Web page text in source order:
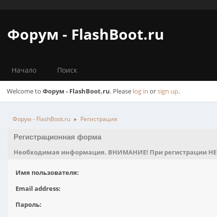
Форум - FlashBoot.ru
Начало Поиск
Welcome to Форум - FlashBoot.ru. Please log in orsign up.
Форум - FlashBoot.ru ► Регистрация
Регистрационная форма
Необходимая информация. ВНИМАНИЕ! При регистрации НЕ
Имя пользователя:
Email address:
Пароль: